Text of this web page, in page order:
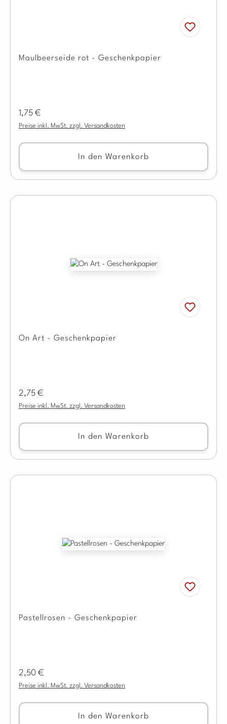
Maulbeerseide rot - Geschenkpapier
Regulärer Preis:
1,75 €
Preise inkl. MwSt. zzgl. Versandkosten
In den Warenkorb
On Art - Geschenkpapier
Regulärer Preis:
2,75 €
Preise inkl. MwSt. zzgl. Versandkosten
In den Warenkorb
Pastellrosen - Geschenkpapier
Regulärer Preis:
2,50 €
Preise inkl. MwSt. zzgl. Versandkosten
In den Warenkorb